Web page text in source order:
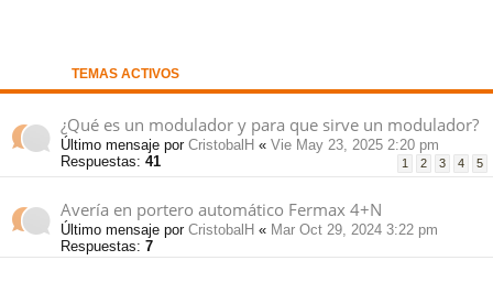
TEMAS ACTIVOS
¿Qué es un modulador y para que sirve un modulador?
Último mensaje por CristobalH « Vie May 23, 2025 2:20 pm
Respuestas: 41 1 2 3 4 5
Avería en portero automático Fermax 4+N
Último mensaje por CristobalH « Mar Oct 29, 2024 3:22 pm
Respuestas: 7